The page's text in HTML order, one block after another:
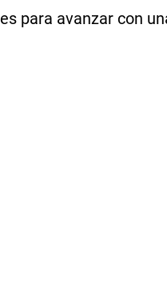
para avanzar con